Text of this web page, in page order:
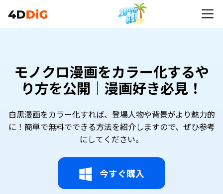
モノクロ漫画をカラー化するや
り方を公開｜漫画好き必見！
白黒漫画をカラー化すれば、登場人物や背景がより魅力的
に！簡単で無料でできる方法を紹介しますので、ぜひ参考
にしてください。
今すぐ購入